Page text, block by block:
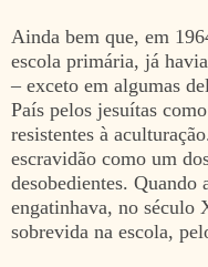
Ainda bem que, em
escola primária, já
– exceto em algumas
País pelos jesuítas
resistentes à
escravidão como um
desobedientes. Quando
engatinhava, no século
sobrevida na escola,